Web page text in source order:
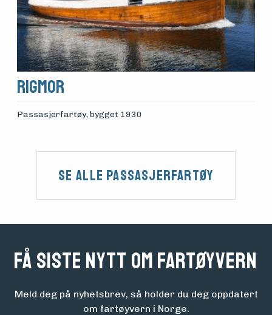
Rigmor
Passasjerfartøy, bygget 1930
Se alle Passasjerfartøy
Få siste nytt om fartøyvern
Meld deg på nyhetsbrev, så holder du deg oppdatert
om fartøyvern i Norge.